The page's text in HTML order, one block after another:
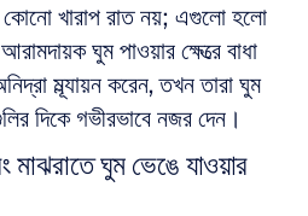
খারাপ রাত নয়; এগুলো হলো
ঘুম পাওয়ার ক্ষেত্রে বাধা
মূল্যায়ন করেন, তখন তারা ঘুম
দিকে গভীরভাবে নজর দেন।
মাঝরাতে ঘুম ভেঙে যাওয়ার